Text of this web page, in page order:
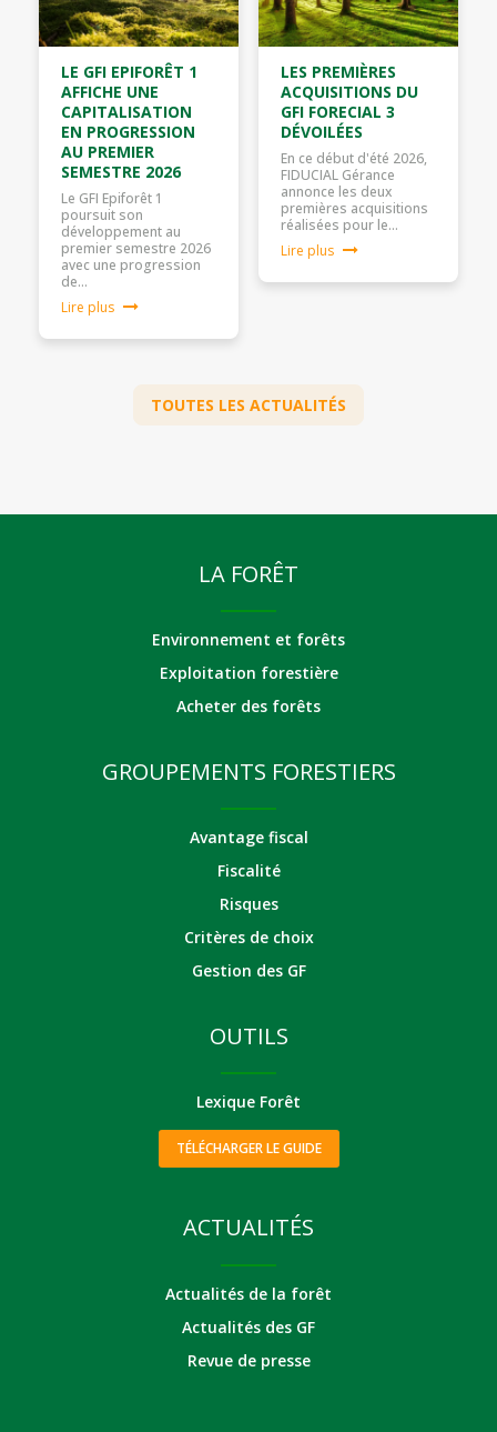
LE GFI EPIFORÊT 1
AFFICHE UNE
CAPITALISATION
EN PROGRESSION
AU PREMIER
SEMESTRE 2026
Le GFI Epiforêt 1
poursuit son
développement au
premier semestre 2026
avec une progression
de…
Lire plus
LES PREMIÈRES
ACQUISITIONS DU
GFI FORECIAL 3
DÉVOILÉES
En ce début d'été 2026,
FIDUCIAL Gérance
annonce les deux
premières acquisitions
réalisées pour le…
Lire plus
TOUTES LES ACTUALITÉS
LA FORÊT
Environnement et forêts
Exploitation forestière
Acheter des forêts
GROUPEMENTS FORESTIERS
Avantage fiscal
Fiscalité
Risques
Critères de choix
Gestion des GF
OUTILS
Lexique Forêt
TÉLÉCHARGER LE GUIDE
ACTUALITÉS
Actualités de la forêt
Actualités des GF
Revue de presse